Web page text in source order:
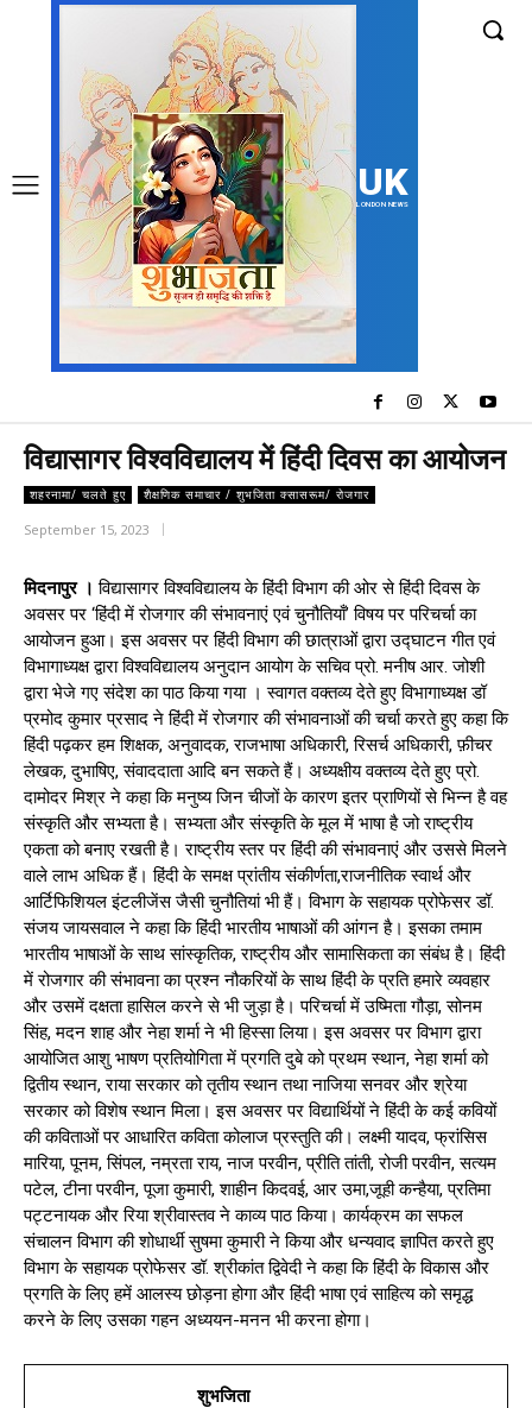
UK
LONDON NEWS
विद्यासागर विश्वविद्यालय में हिंदी दिवस का आयोजन
शहरनामा/ चलते हुए शैक्षणिक समाचार / शुभजिता क्सासरूम/ रोजगार
September 15, 2023
मिदनापुर । विद्यासागर विश्वविद्यालय के हिंदी विभाग की ओर से हिंदी दिवस के
अवसर पर ‘हिंदी में रोजगार की संभावनाएं एवं चुनौतियाँ’ विषय पर परिचर्चा का
आयोजन हुआ। इस अवसर पर हिंदी विभाग की छात्राओं द्वारा उद्घाटन गीत एवं
विभागाध्यक्ष द्वारा विश्वविद्यालय अनुदान आयोग के सचिव प्रो. मनीष आर. जोशी
द्वारा भेजे गए संदेश का पाठ किया गया । स्वागत वक्तव्य देते हुए विभागाध्यक्ष डॉ
प्रमोद कुमार प्रसाद ने हिंदी में रोजगार की संभावनाओं की चर्चा करते हुए कहा कि
हिंदी पढ़कर हम शिक्षक, अनुवादक, राजभाषा अधिकारी, रिसर्च अधिकारी, फ़ीचर
लेखक, दुभाषिए, संवाददाता आदि बन सकते हैं। अध्यक्षीय वक्तव्य देते हुए प्रो.
दामोदर मिश्र ने कहा कि मनुष्य जिन चीजों के कारण इतर प्राणियों से भिन्न है वह
संस्कृति और सभ्यता है। सभ्यता और संस्कृति के मूल में भाषा है जो राष्ट्रीय
एकता को बनाए रखती है। राष्ट्रीय स्तर पर हिंदी की संभावनाएं और उससे मिलने
वाले लाभ अधिक हैं। हिंदी के समक्ष प्रांतीय संकीर्णता,राजनीतिक स्वार्थ और
आर्टिफिशियल इंटलीजेंस जैसी चुनौतियां भी हैं। विभाग के सहायक प्रोफेसर डॉ.
संजय जायसवाल ने कहा कि हिंदी भारतीय भाषाओं की आंगन है। इसका तमाम
भारतीय भाषाओं के साथ सांस्कृतिक, राष्ट्रीय और सामासिकता का संबंध है। हिंदी
में रोजगार की संभावना का प्रश्न नौकरियों के साथ हिंदी के प्रति हमारे व्यवहार
और उसमें दक्षता हासिल करने से भी जुड़ा है। परिचर्चा में उष्मिता गौड़ा, सोनम
सिंह, मदन शाह और नेहा शर्मा ने भी हिस्सा लिया। इस अवसर पर विभाग द्वारा
आयोजित आशु भाषण प्रतियोगिता में प्रगति दुबे को प्रथम स्थान, नेहा शर्मा को
द्वितीय स्थान, राया सरकार को तृतीय स्थान तथा नाजिया सनवर और श्रेया
सरकार को विशेष स्थान मिला। इस अवसर पर विद्यार्थियों ने हिंदी के कई कवियों
की कविताओं पर आधारित कविता कोलाज प्रस्तुति की। लक्ष्मी यादव, फ्रांसिस
मारिया, पूनम, सिंपल, नम्रता राय, नाज परवीन, प्रीति तांती, रोजी परवीन, सत्यम
पटेल, टीना परवीन, पूजा कुमारी, शाहीन किदवई, आर उमा,जूही कन्हैया, प्रतिमा
पट्टनायक और रिया श्रीवास्तव ने काव्य पाठ किया। कार्यक्रम का सफल
संचालन विभाग की शोधार्थी सुषमा कुमारी ने किया और धन्यवाद ज्ञापित करते हुए
विभाग के सहायक प्रोफेसर डॉ. श्रीकांत द्विवेदी ने कहा कि हिंदी के विकास और
प्रगति के लिए हमें आलस्य छोड़ना होगा और हिंदी भाषा एवं साहित्य को समृद्ध
करने के लिए उसका गहन अध्ययन-मनन भी करना होगा।
शुभजिता